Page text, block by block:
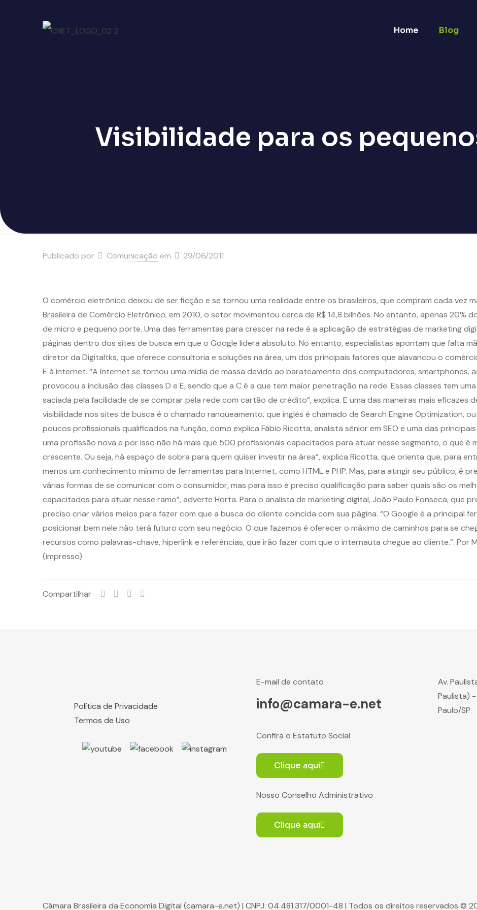
Home Blog
Visibilidade para os
Publicado por Comunicação em 29/06/2011
O comércio eletrônico deixou de ser ficção e se tornou uma realidade entre os brasileiros, que compram cada vez
Brasileira de Comércio Eletrônico, em 2010, o setor movimentou cerca de R$ 14,8 bilhões. No entanto, apenas
de micro e pequeno porte. Uma das ferramentas para crescer na rede é a aplicação de estratégias de marketing
páginas dentro dos sites de busca em que o Google lidera absoluto. No entanto, especialistas apontam que falta
diretor da Digitaltks, que oferece consultoria e soluções na área, um dos principais fatores que alavancou o
E à internet. “A lnternet se tornou uma mídia de massa devido ao barateamento dos computadores, smartphones,
provocou a inclusão das classes D e E, sendo que a C é a que tem maior penetração na rede. Essas classes tem
saciada pela facilidade de se comprar pela rede com cartão de crédito”, explica. E uma das maneiras mais eficazes
visibilidade nos sites de busca é o chamado ranqueamento, que inglês é chamado de Search Engine Optimization,
poucos profissionais qualificados na função, como explica Fábio Ricotta, analista sênior em SEO e uma das
uma profissão nova e por isso não há mais que 500 profissionais capacitados para atuar nesse segmento, o que é
crescente. Ou seja, há espaço de sobra para quem quiser investir na área”, explica Ricotta, que orienta que, para
menos um conhecimento mínimo de ferramentas para Internet, como HTML e PHP. Mas, para atingir seu público, é
várias formas de se comunicar com o consumidor, mas para isso é preciso qualificação para saber quais são os
capacitados para atuar nesse ramo”, adverte Horta. Para o analista de marketing digital, João Paulo Fonseca, que
preciso criar vários meios para fazer com que a busca do cliente coincida com sua página. “O Google é a principal
posicionar bem nele não terá futuro com seu negócio. O que fazemos é oferecer o máximo de caminhos para se
recursos como palavras-chave, hiperlink e referências, que irão fazer com que o internauta chegue ao cliente.”. Por
(impresso)
Compartilhar
Política de Privacidade
Termos de Uso
E-mail de contato
info@camara-e.net
Confira o Estatuto Social
Clique aqui
Nosso Conselho Administrativo
Clique aqui
Av.
Paulista)
Paulo/SP
Câmara Brasileira da Economia Digital (camara-e.net) | CNPJ: 04.481.317/0001-48 | Todos os direitos reservados ©